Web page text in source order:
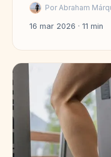
Por Abraham
16 mar 2026 · 11 min